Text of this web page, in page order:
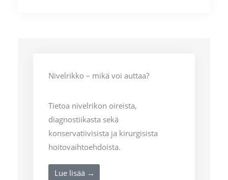
Nivelrikko – mikä voi auttaa?
Tietoa nivelrikon oireista,
diagnostiikasta sekä
konservatiivisista ja kirurgisista
hoitovaihtoehdoista.
Lue lisää →